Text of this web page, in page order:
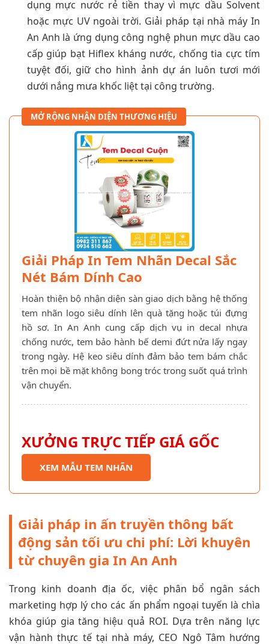
dụng mực nước rẻ tiền thay vì mực dầu Solvent
hoặc mực UV ngoài trời. Giải pháp tại nhà máy In
An Anh là ứng dụng công nghệ phun mực dầu cao
cấp giúp bạt Hiflex kháng nước, chống tia cực tím
tuyệt đối, giữ cho hình ảnh dự án luôn tươi mới
dưới nắng mưa khốc liệt tại công trường.
MỞ RỘNG NHẬN DIỆN THƯƠNG HIỆU
Giải Pháp In Tem Nhãn Decal Sắc
Nét Bám Dính Cao
Hoàn thiện bộ nhận diện sàn giao dịch bằng hệ thống
tem nhãn logo siêu dính lên quà tặng hoặc túi đựng
hồ sơ. In An Anh cung cấp dịch vụ in decal nhựa
chống nước, tem bảo hành bế demi đứt nửa lấy ngay
trong ngày. Hệ keo siêu dính đảm bảo tem bám chắc
trên mọi bề mặt không bong tróc trong suốt quá trình
vận chuyển.
XƯỞNG TRỰC TIẾP GIÁ GỐC
XEM MẪU TEM NHÃN
Giải pháp in ấn truyền thông bất
động sản tối ưu chi phí: Lời khuyên
từ chuyên gia In An Anh
Trong kinh doanh địa ốc, việc phân bổ ngân sách
marketing hợp lý cho các ấn phẩm ngoại tuyến là chìa
khóa giúp gia tăng hiệu quả ROI. Dựa trên năng lực
vận hành thực tế tại nhà máy, CEO Ngô Tâm hướng